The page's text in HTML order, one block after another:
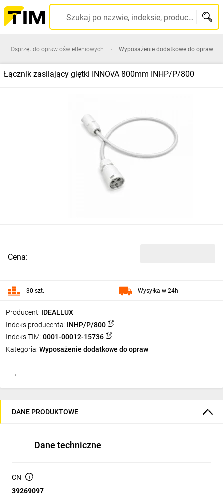
Szukaj po nazwie, indeksie, producencie, kodzie kreskowym...
Osprzęt do opraw oświetleniowych Wyposażenie dodatkowe do opraw
Łącznik zasilający giętki INNOVA 800mm INHP/P/800
Producent: IDEALLUX
Indeks producenta: INHP/P/800
Indeks TIM: 0001-00012-15736
Kategoria: Wyposażenie dodatkowe do opraw
Cena:
30 szt. Wysyłka w 24h
DANE PRODUKTOWE
Dane techniczne
CN
39269097